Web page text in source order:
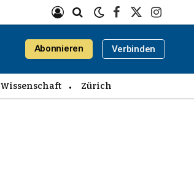
Facebook
X
Abonnieren Verbinden
Wissenschaft Zürich